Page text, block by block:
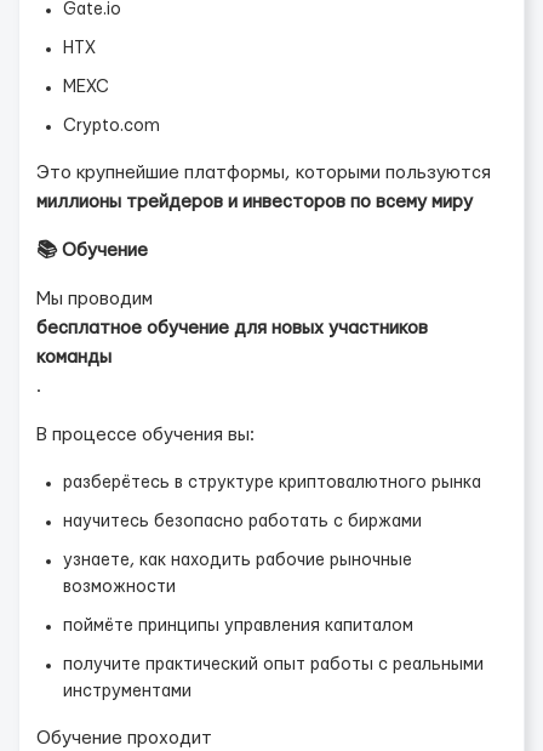
Gate.io
HTX
MEXC
Crypto.com
Это крупнейшие платформы, которыми пользуются
миллионы трейдеров и инвесторов по всему миру
📚 Обучение
Мы проводим
бесплатное обучение для новых участников
команды
.
В процессе обучения вы:
разберётесь в структуре криптовалютного рынка
научитесь безопасно работать с биржами
узнаете, как находить рабочие рыночные
возможности
поймёте принципы управления капиталом
получите практический опыт работы с реальными
инструментами
Обучение проходит